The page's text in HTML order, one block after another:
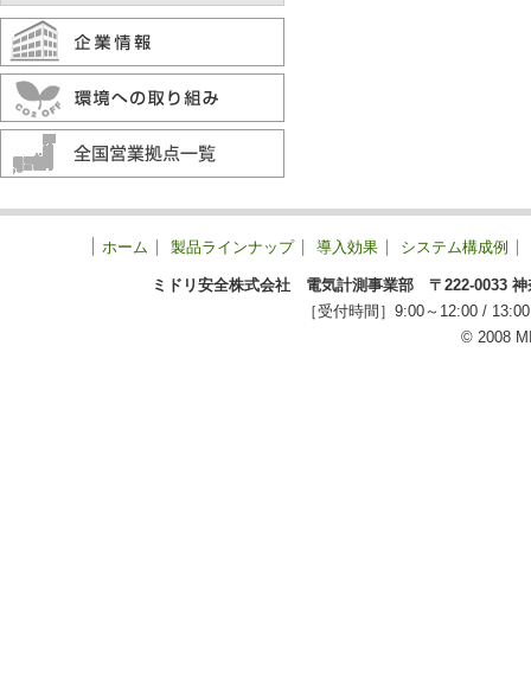
ホーム 製品ラインナップ 導入効果 システム構成例
ミドリ安全株式会社 電気計測事業部 〒222-0033
［受付時間］9:00～12:00 /
© 2008